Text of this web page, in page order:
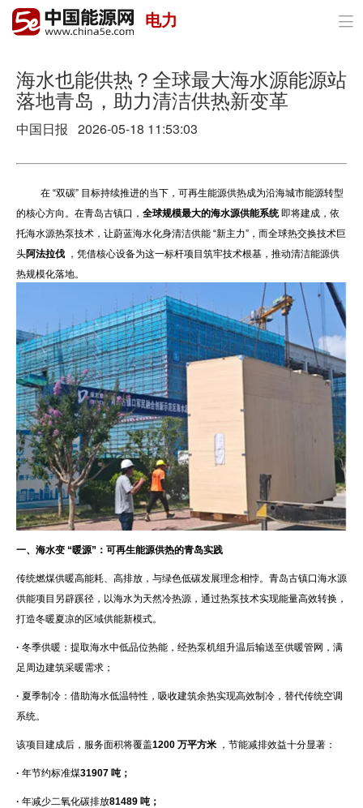
政策与经济
油气
电力
新能源
节能环保
分布式能源
电力 
海水也能供热？全球最大海水源能源站
落地青岛，助力清洁供热新变革
中国日报 2026-05-18 11:53:03
在 “双碳” 目标持续推进的当下，可再生能源供热成为沿海城市能源转型
的核心方向。在青岛古镇口， 全球规模最大的海水源供能系统即将建成，依
托海水源热泵技术，让蔚蓝海水化身清洁供能 “新主力”，而全球热交换技术巨
头阿法拉伐 ，凭借核心设备为这一标杆项目筑牢技术根基，推动清洁能源供
热规模化落地。
一、海水变 “暖源”：可再生能源供热的青岛实践
传统燃煤供暖高能耗、高排放，与绿色低碳发展理念相悖。青岛古镇口海水源
供能项目另辟蹊径，以海水为天然冷热源，通过热泵技术实现能量高效转换，
打造冬暖夏凉的区域供能新模式。
· 冬季供暖：提取海水中低品位热能，经热泵机组升温后输送至供暖管网，满
足周边建筑采暖需求；
· 夏季制冷：借助海水低温特性，吸收建筑余热实现高效制冷，替代传统空调
系统。
该项目建成后，服务面积将覆盖1200 万平方米 ，节能减排效益十分显著：
· 年节约标准煤31907 吨；
· 年减少二氧化碳排放81489 吨；